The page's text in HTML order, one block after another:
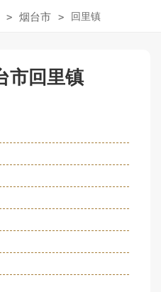
> 烟台市 > 回里镇
市回里镇